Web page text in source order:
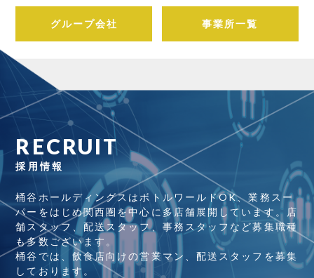
グループ会社 事業所一覧
RECRUIT
採用情報
桶谷ホールディングスはボトルワールドOK、業務スー
パーをはじめ関西圏を中心に多店舗展開しています。店
舗スタッフ、配送スタッフ、事務スタッフなど募集職種
も多数ございます。
桶谷では、飲食店向けの営業マン、配送スタッフを募集
しております。